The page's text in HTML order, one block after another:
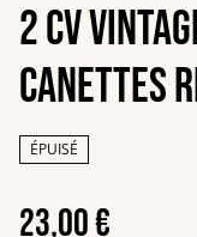
2 CV
canettes
ÉPUISÉ
23,00 €